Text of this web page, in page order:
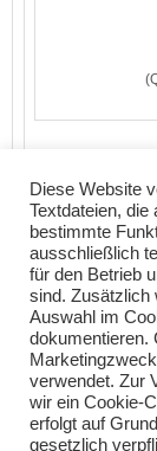
Einführung
Teilen Sie
Diese Website
Textdateien, die
bestimmte
ausschließlich
für den Betrieb
sind. Zusätzlich
Auswahl im
dokumentieren.
verwendet. Zur
wir ein Cookie-
erfolgt auf
gesetzlich